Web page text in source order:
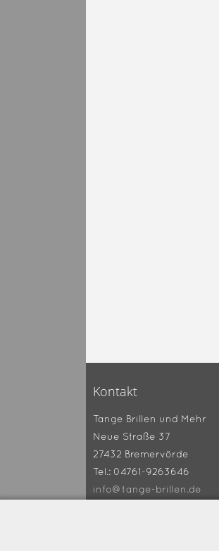
Kontakt
Tange Brillen und Mehr
Neue Straße 37
27432 Bremervörde
Tel.: 04761-9263646
info@tange-brillen.de